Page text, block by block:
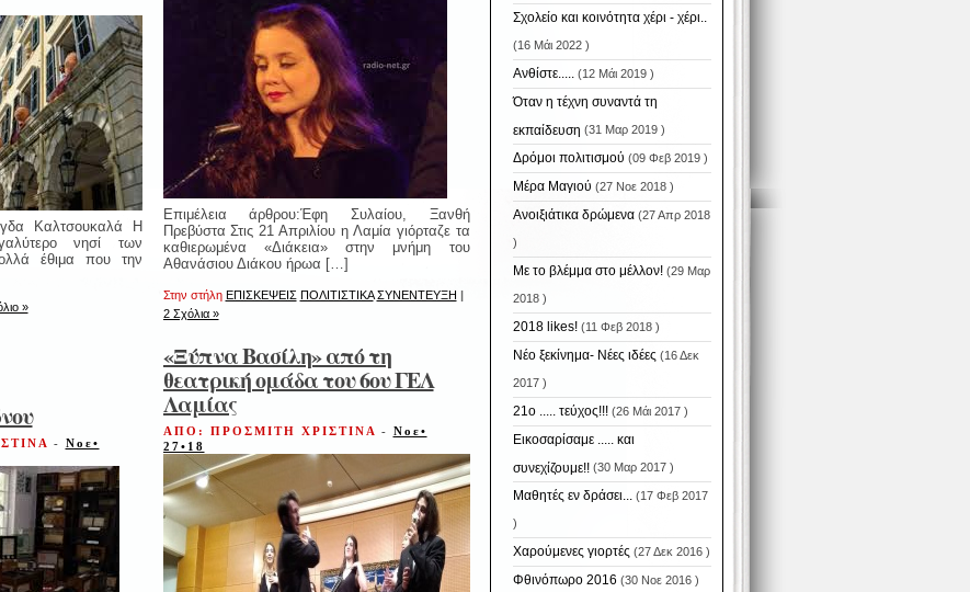
Καλτσουκαλά Η
νησί των
έθιμα που την
»
Επιμέλεια άρθρου:Έφη Συλαίου, Ξανθή
Πρεβύστα Στις 21 Απριλίου η Λαμία γιόρταζε τα
καθιερωμένα «Διάκεια» στην μνήμη του
Αθανάσιου Διάκου ήρωα […]
Στην στήλη ΕΠΙΣΚΕΨΕΙΣ ΠΟΛΙΤΙΣΤΙΚΑ ΣΥΝΕΝΤΕΥΞΗ |
2 Σχόλια »
- Νοε•
«Ξύπνα Βασίλη» από τη
θεατρική ομάδα του 6ου ΓΕΛ
Λαμίας
ΑΠΟ: ΠΡΟΣΜΙΤΗ ΧΡΙΣΤΙΝΑ - Νοε•
27•18
Σχολείο και κοινότητα χέρι - χέρι..
(16 Μάι 2022 )
Ανθίστε..... (12 Μάι 2019 )
Όταν η τέχνη συναντά τη
εκπαίδευση (31 Μαρ 2019 )
Δρόμοι πολιτισμού (09 Φεβ 2019 )
Μέρα Μαγιού (27 Νοε 2018 )
Ανοιξιάτικα δρώμενα(27 Απρ 2018
)
Με το βλέμμα στο μέλλον!(29 Μαρ
2018 )
2018 likes!(11 Φεβ 2018 )
Νέο ξεκίνημα- Νέες ιδέες (16 Δεκ
2017 )
21ο ..... τεύχος!!!(26 Μάι 2017 )
Εικοσαρίσαμε ..... και
συνεχίζουμε!!(30 Μαρ 2017 )
Μαθητές εν δράσει... (17 Φεβ 2017
)
Χαρούμενες γιορτές (27 Δεκ 2016 )
Φθινόπωρο 2016 (30 Νοε 2016 )